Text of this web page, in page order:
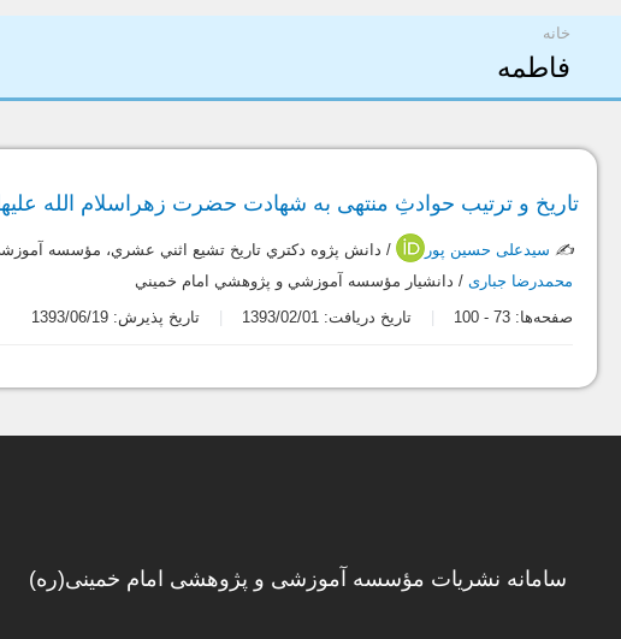
شما اینجا هستید
خانه
فاطمه
تاریخ و ترتیب حوادثِ منتهی به شهادت حضرت زهراسلام الله
✍️ سیدعلی حسین پور
/ دانش پژوه دكتري تاريخ تشيع اثني عشري، مؤسسه
محمدرضا جباری / دانشيار مؤسسه آموزشي و پژوهشي امام خميني
صفحه‌ها: 73
- تاریخ دریافت: 1393/02/01 تاریخ پذیرش: 1393/06/19
سامانه نشریات مؤسسه آموزشی و پژوهشی امام خمینی(ره)